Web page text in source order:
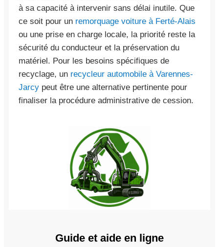
à sa capacité à intervenir sans délai inutile. Que
ce soit pour un remorquage voiture à Ferté-Alais
ou une prise en charge locale, la priorité reste la
sécurité du conducteur et la préservation du
matériel. Pour les besoins spécifiques de
recyclage, un recycleur automobile à Varennes-
Jarcy peut être une alternative pertinente pour
finaliser la procédure administrative de cession.
Guide et aide en ligne